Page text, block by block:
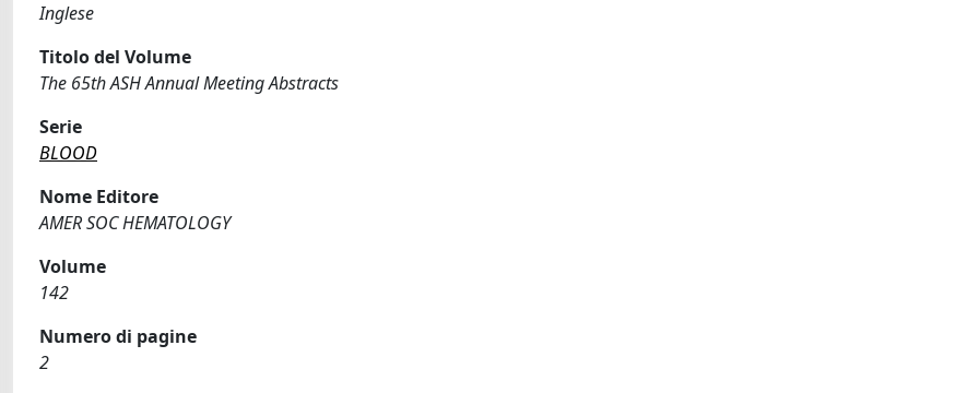
Inglese
Titolo del Volume
The 65th ASH Annual Meeting Abstracts
Serie
BLOOD
Nome Editore
AMER SOC HEMATOLOGY
Volume
142
Numero di pagine
2